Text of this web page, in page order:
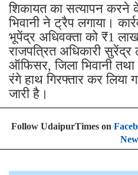
शिकायत का सत्यापन करने
भिवानी ने ट्रैप लगाया।
भूपेंद्र अधिवक्ता को ₹1
राजपत्रित अधिकारी
ऑफिसर, जिला भिवानी तथा
रंगे हाथ गिरफ्तार कर
जारी है।
Follow UdaipurTimes on